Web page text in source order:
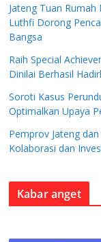
Jateng Tuan
Luthfi Dorong
Bangsa
Raih Special
Dinilai Berhasil
Soroti Kasus
Optimalkan Upaya
Pemprov Jateng
Kolaborasi dan
Kabar anget